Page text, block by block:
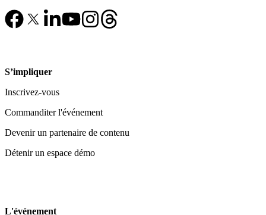
S’impliquer
Inscrivez-vous
Commanditer l'événement
Devenir un partenaire de contenu
Détenir un espace démo
L'événement